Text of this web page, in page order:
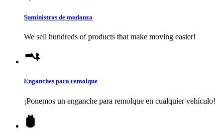
Suministros de mudanza
We sell hundreds of products that make moving easier!
Enganches para remolque
¡Ponemos un enganche para remolque en cualquier vehículo!